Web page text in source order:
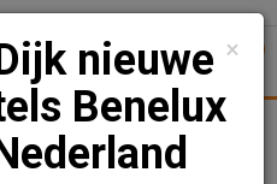
Werk Specials
×
nieuwe
Benelux